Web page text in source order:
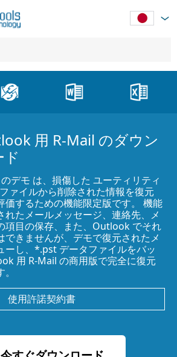
用 R-Mail のダウン
ド
デモ は、損傷した ユーティリティ
ァイルから削除された情報を復元
価するための機能限定版です。 機能
れたメールメッセージ、連絡先、メ
項目の保存、また、Outlook でそれ
できませんが、デモで復元されたメ
ーし、*.pst データファイルをバッ
用 R-Mail の商用版で完全に復元
使用許諾契約書